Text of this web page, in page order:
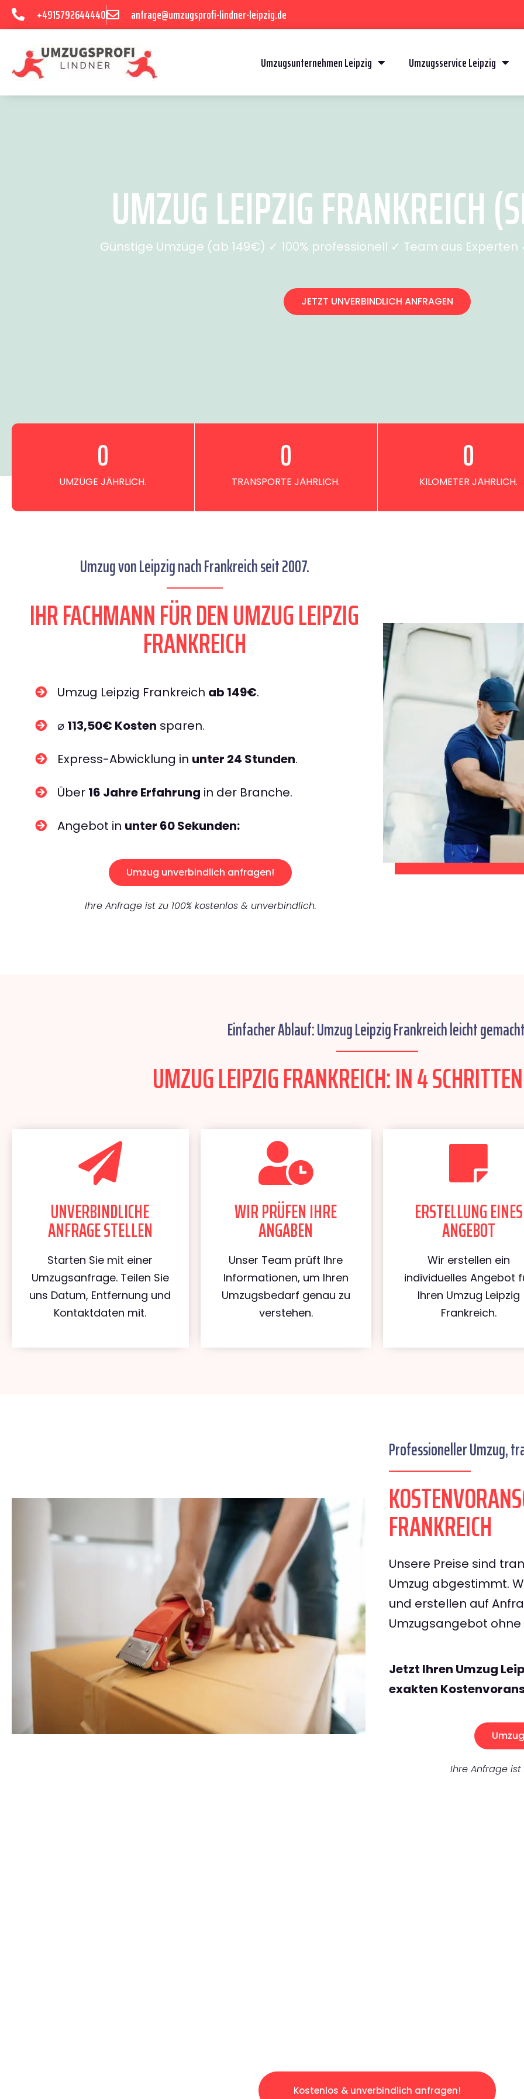
+4915792644440 anfrage@umzugsprofi-lindner-leipzig.de
Umzugsunternehmen Leipzig Umzugsservice Leipzig
UMZUG LEIPZIG FRANKREICH
Günstige Umzüge (ab 149€) ✓ 100% professionell ✓ Team aus
JETZT UNVERBINDLICH ANFRAGEN
UMZÜGE JÄHRLICH.
0
TRANSPORTE JÄHRLICH.
0
KILOMETER JÄHRLICH.
0
Umzug von Leipzig nach Frankreich seit 2007.
IHR FACHMANN FÜR DEN UMZUG LEIPZIG
FRANKREICH
Umzug Leipzig Frankreich ab 149€.
⌀ 113,50€ Kosten sparen.
Express-Abwicklung in unter 24 Stunden.
Über 16 Jahre Erfahrung in der Branche.
Angebot in unter 60 Sekunden:
Umzug unverbindlich anfragen!
Ihre Anfrage ist zu 100% kostenlos & unverbindlich.
Einfacher Ablauf: Umzug Leipzig Frankreich leicht
UMZUG LEIPZIG FRANKREICH: IN 4
UNVERBINDLICHE
ANFRAGE STELLEN
Starten Sie mit einer
Umzugsanfrage. Teilen Sie
uns Datum, Entfernung und
Kontaktdaten mit.
WIR PRÜFEN IHRE
ANGABEN
Unser Team prüft Ihre
Informationen, um Ihren
Umzugsbedarf genau zu
verstehen.
ERSTELLUNG EINES
ANGEBOT
Wir erstellen ein
individuelles Angebot
Ihren Umzug Leipzig
Frankreich.
Professioneller Umzug,
FRANKREICH
Unsere Preise sind
Umzug abgestimmt.
und erstellen auf
Umzugsangebot
Jetzt Ihren Umzug
exakten
Ihre Anfrage ist
Kostenlos & unverbindlich anfragen!